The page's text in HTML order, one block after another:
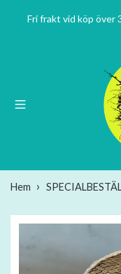
Fri frakt vid köp över
Hem